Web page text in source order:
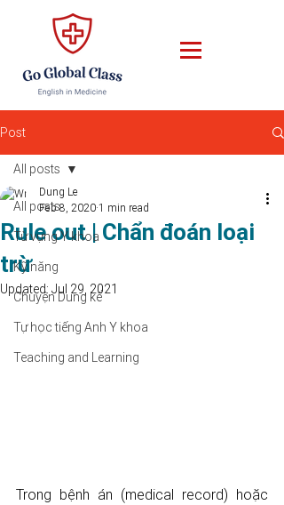
Post
All posts
Từ vựng Y khoa
Kỹ năng
Chuyện Dung kể
Tự học tiếng Anh Y khoa
Teaching and Learning
All posts
Rule out | Chẩn đoán loại
trừ
Dung Le
Feb 8, 2020 1 min read
Updated: Jul 29, 2021
Trong bệnh án (medical record) hoặc